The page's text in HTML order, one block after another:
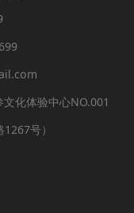
化体验中心NO.001
号）